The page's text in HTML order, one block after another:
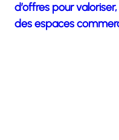
d’offres pour
des espaces